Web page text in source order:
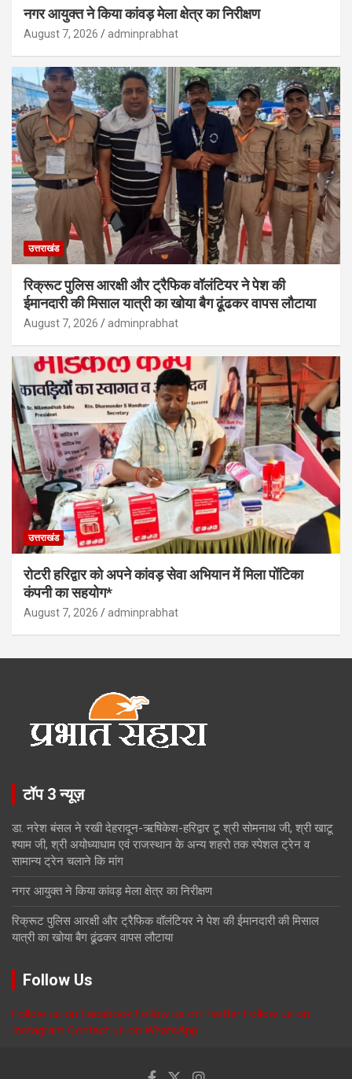
नगर आयुक्त ने किया कांवड़ मेला क्षेत्र का निरीक्षण
August 7, 2026 adminprabhat
उत्तराखंड
रिक्रूट पुलिस आरक्षी और ट्रैफिक वॉलंटियर ने पेश की
ईमानदारी की मिसाल यात्री का खोया बैग ढूंढकर वापस लौटाया
August 7, 2026 adminprabhat
उत्तराखंड
रोटरी हरिद्वार को अपने कांवड़ सेवा अभियान में मिला पोंटिका
कंपनी का सहयोग*
August 7, 2026 adminprabhat
टॉप 3 न्यूज़
डा. नरेश बंसल ने रखी देहरादून-ऋषिकेश-हरिद्वार टू श्री सोमनाथ जी, श्री खाटू
श्याम जी, श्री अयोध्याधाम एवं राजस्थान के अन्य शहरो तक स्पेशल ट्रेन व
सामान्य ट्रेन चलाने कि मांग
नगर आयुक्त ने किया कांवड़ मेला क्षेत्र का निरीक्षण
रिक्रूट पुलिस आरक्षी और ट्रैफिक वॉलंटियर ने पेश की ईमानदारी की मिसाल
यात्री का खोया बैग ढूंढकर वापस लौटाया
Follow Us
Follow us on Facebook Follow us on Twitter Follow us on
Instagram Contact us on WhatsApp